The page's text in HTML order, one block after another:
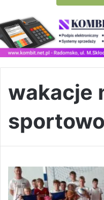
wakacje